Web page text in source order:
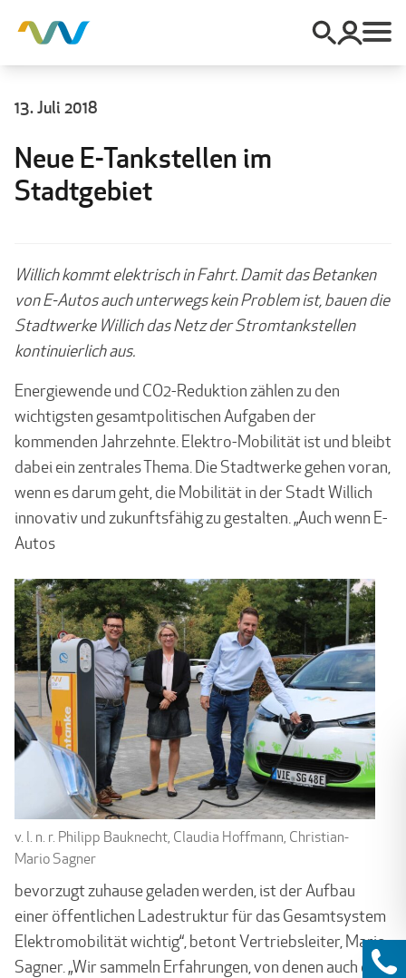
13. Juli 2018
Neue E-Tankstellen im
Stadtgebiet
Willich kommt elektrisch in Fahrt. Damit das Betanken
von E-Autos auch unterwegs kein Problem ist, bauen die
Stadtwerke Willich das Netz der Stromtankstellen
kontinuierlich aus.
Energiewende und CO2-Reduktion zählen zu den
wichtigsten gesamtpolitischen Aufgaben der
kommenden Jahrzehnte. Elektro-Mobilität ist und bleibt
dabei ein zentrales Thema. Die Stadtwerke gehen voran,
wenn es darum geht, die Mobilität in der Stadt Willich
innovativ und zukunftsfähig zu gestalten. „Auch wenn E-
Autos
v. l. n. r. Philipp Bauknecht, Claudia Hoffmann, Christian-
Mario Sagner
bevorzugt zuhause geladen werden, ist der Aufbau
einer öffentlichen Ladestruktur für das Gesamtsystem
Elektromobilität wichtig“, betont Vertriebsleiter, Mario
Sagner. „Wir sammeln Erfahrungen, von denen auch die